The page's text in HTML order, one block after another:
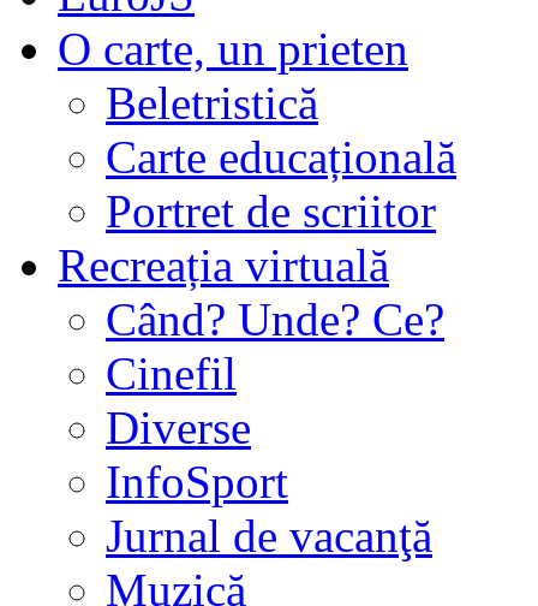
O carte, un prieten
Beletristică
Carte educațională
Portret de scriitor
Recreația virtuală
Când? Unde? Ce?
Cinefil
Diverse
InfoSport
Jurnal de vacanţă
Muzică